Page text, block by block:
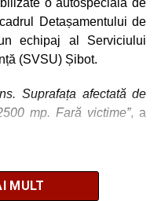
Cupa României:
0-1 (0-0)
sfaturi de siguranță
Cugir – locul III, la
Alba Iulia
o autospecială de
Detașamentului de
echipaj al Serviciului
(SVSU) Șibot.
Suprafața afectată de
mp. Fară victime”, a
MULT